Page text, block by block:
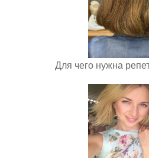
Для чего нужна